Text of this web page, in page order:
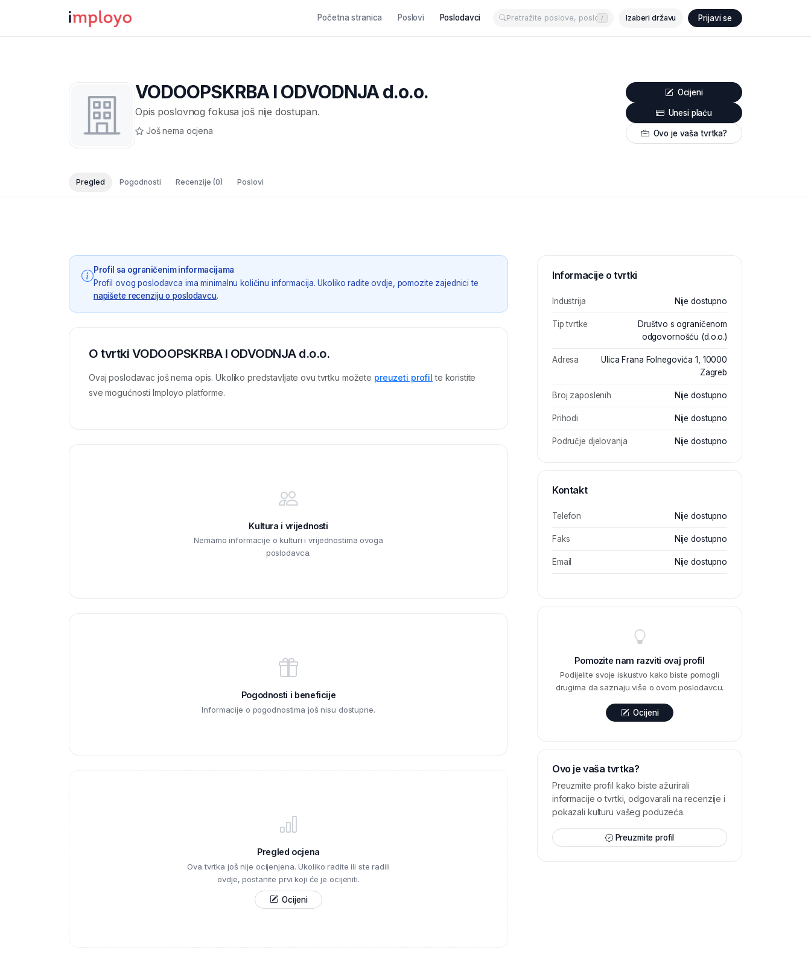
Početna stranica Poslovi Poslodavci / Izaberi državu Prijavi se
VODOOPSKRBA I ODVODNJA d.o.o.
Opis poslovnog fokusa još nije dostupan.
Još nema ocjena
Ocijeni
Unesi plaću
Ovo je vaša tvrtka?
Pregled Pogodnosti Recenzije (0) Poslovi
Profil sa ograničenim informacijama
Profil ovog poslodavca ima minimalnu količinu informacija. Ukoliko radite ovdje, pomozite zajednici te
napišete recenziju o poslodavcu.
O tvrtki VODOOPSKRBA I ODVODNJA d.o.o.
Ovaj poslodavac još nema opis. Ukoliko predstavljate ovu tvrtku možete preuzeti profil te koristite
sve mogućnosti Imployo platforme.
Kultura i vrijednosti
Nemamo informacije o kulturi i vrijednostima ovoga
poslodavca.
Pogodnosti i beneficije
Informacije o pogodnostima još nisu dostupne.
Pregled ocjena
Ova tvrtka još nije ocijenjena. Ukoliko radite ili ste radili
ovdje, postanite prvi koji će je ocijeniti.
Ocijeni
Informacije o tvrtki
Industrija Nije dostupno
Tip tvrtke
Društvo s ograničenom
odgovornošću (d.o.o.)
Adresa
Ulica Frana Folnegovića 1, 10000
Zagreb
Broj zaposlenih Nije dostupno
Prihodi Nije dostupno
Područje djelovanja Nije dostupno
Kontakt
Telefon Nije dostupno
Faks Nije dostupno
Email Nije dostupno
Pomozite nam razviti ovaj profil
Podijelite svoje iskustvo kako biste pomogli
drugima da saznaju više o ovom poslodavcu.
Ocijeni
Ovo je vaša tvrtka?
Preuzmite profil kako biste ažurirali
informacije o tvrtki, odgovarali na recenzije i
pokazali kulturu vašeg poduzeća.
Preuzmite profil